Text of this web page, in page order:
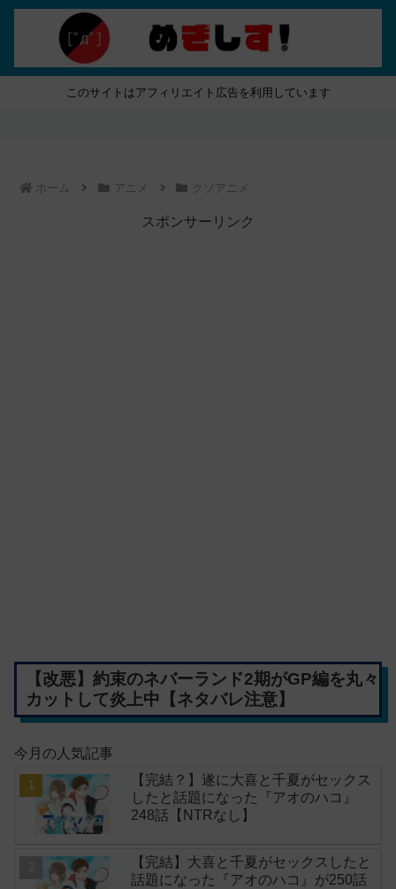
このサイトはアフィリエイト広告を利用しています
ホーム アニメ クソアニメ
スポンサーリンク
【改悪】約束のネバーランド2期がGP編を丸々
カットして炎上中【ネタバレ注意】
今月の人気記事
【完結？】遂に大喜と千夏がセックス
したと話題になった『アオのハコ』
248話【NTRなし】
【完結】大喜と千夏がセックスしたと
話題になった『アオのハコ』が250話